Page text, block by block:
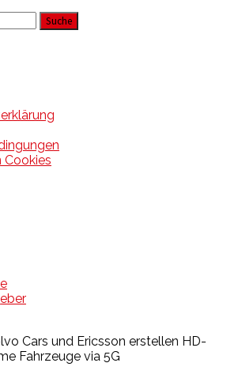
Suche
Cookies
Cars und Ericsson erstellen HD-
Fahrzeuge via 5G